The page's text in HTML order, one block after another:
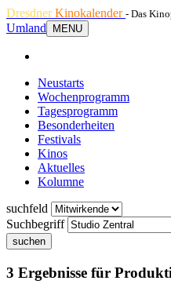
DresdnerKinokalender - Das
Umland
MENU
Neustarts
Wochenprogramm
Tagesprogramm
Besonderheiten
Festivals
Kinos
Aktuelles
Kolumne
suchfeld
Suchbegriff
suchen
3 Ergebnisse für